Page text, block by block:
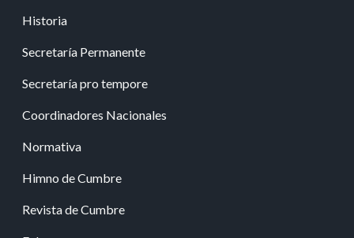
Historia
Secretaría Permanente
Secretaría pro tempore
Coordinadores Nacionales
Normativa
Himno de Cumbre
Revista de Cumbre